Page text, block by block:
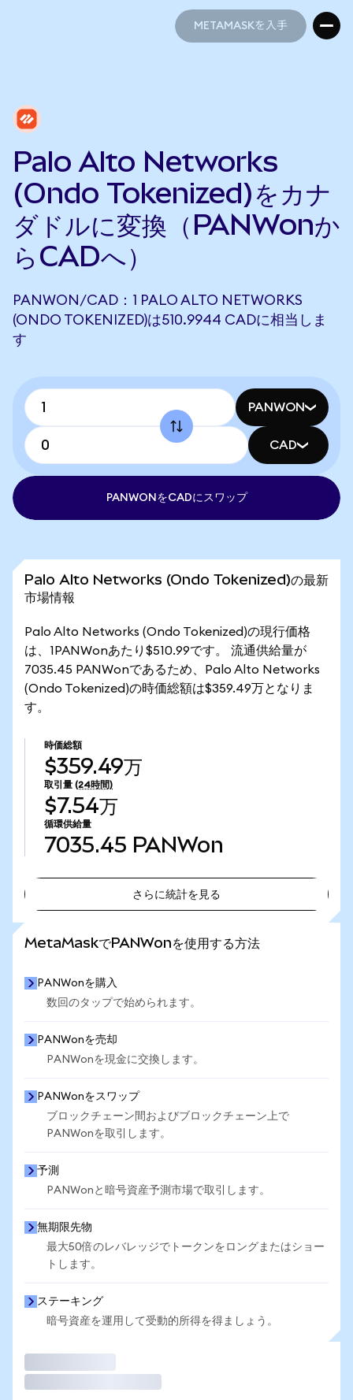
METAMASKを入手
Palo Alto Networks
(Ondo Tokenized)をカナ
ダドルに変換（PANWonか
らCADへ）
PANWON/CAD：1 PALO ALTO NETWORKS
(ONDO TOKENIZED)は510.9944 CADに相当しま
す
PANWON
CAD
PANWONをCADにスワップ
Palo Alto Networks (Ondo Tokenized)の最新
市場情報
Palo Alto Networks (Ondo Tokenized)の現行価格
は、1PANWonあたり$510.99です。 流通供給量が
7035.45 PANWonであるため、Palo Alto Networks
(Ondo Tokenized)の時価総額は$359.49万となりま
す。
時価総額
$359.49万
取引量 (24時間)
$7.54万
循環供給量
7035.45 PANWon
さらに統計を見る
MetaMaskでPANWonを使用する方法
PANWonを購入
数回のタップで始められます。
PANWonを売却
PANWonを現金に交換します。
PANWonをスワップ
ブロックチェーン間およびブロックチェーン上で
PANWonを取引します。
予測
PANWonと暗号資産予測市場で取引します。
無期限先物
最大50倍のレバレッジでトークンをロングまたはショー
トします。
ステーキング
暗号資産を運用して受動的所得を得ましょう。